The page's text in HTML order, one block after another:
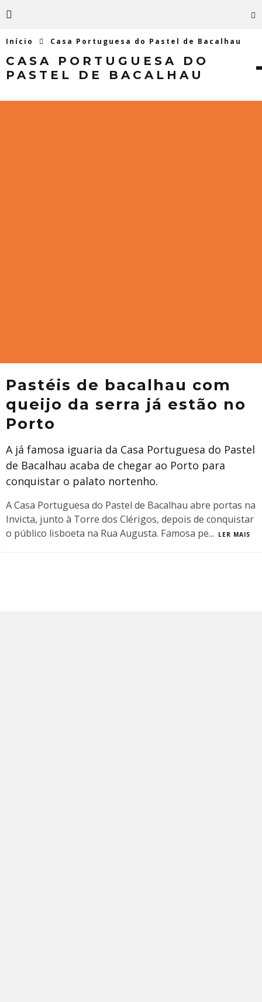
Início Casa Portuguesa do Pastel de Bacalhau
CASA PORTUGUESA DO
PASTEL DE BACALHAU
Pastéis de bacalhau com
queijo da serra já estão no
Porto
A já famosa iguaria da Casa Portuguesa do Pastel
de Bacalhau acaba de chegar ao Porto para
conquistar o palato nortenho.
A Casa Portuguesa do Pastel de Bacalhau abre portas na
Invicta, junto à Torre dos Clérigos, depois de conquistar
o público lisboeta na Rua Augusta. Famosa pe... LER MAIS